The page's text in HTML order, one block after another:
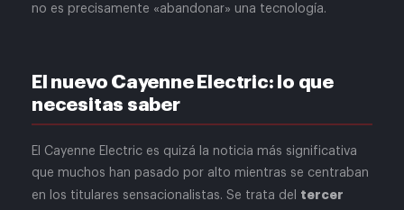
no es precisamente «abandonar» una tecnología.
El nuevo Cayenne Electric: lo que
necesitas saber
El Cayenne Electric es quizá la noticia más significativa
que muchos han pasado por alto mientras se centraban
en los titulares sensacionalistas. Se trata del tercer